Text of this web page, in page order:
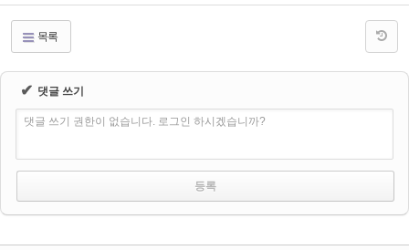
목록
✔ 댓글 쓰기
댓글 쓰기 권한이 없습니다. 로그인 하시겠습니까?